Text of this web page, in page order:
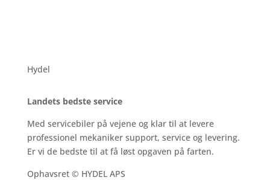
Hydel
Landets bedste service
Med servicebiler på vejene og klar til at levere
professionel mekaniker support, service og levering.
Er vi de bedste til at få løst opgaven på farten.
Ophavsret © HYDEL APS